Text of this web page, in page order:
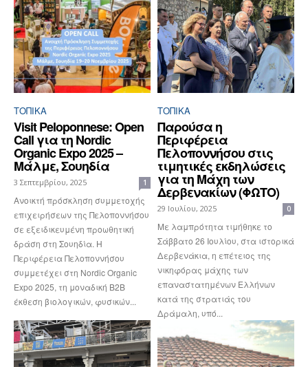
ΤΟΠΙΚΑ
Visit Peloponnese: Open
Call για τη Nordic
Organic Expo 2025 –
Μάλμε, Σουηδία
3 Σεπτεμβρίου, 2025 1
Ανοικτή πρόσκληση συμμετοχής
επιχειρήσεων της Πελοποννήσου
σε εξειδικευμένη προωθητική
δράση στη Σουηδία. Η
Περιφέρεια Πελοποννήσου
συμμετέχει στη Nordic Organic
Expo 2025, τη μοναδική B2B
έκθεση βιολογικών, φυσικών...
ΤΟΠΙΚΑ
Παρούσα η
Περιφέρεια
Πελοποννήσου στις
τιμητικές εκδηλώσεις
για τη Μάχη των
Δερβενακίων (ΦΩΤΟ)
29 Ιουλίου, 2025 0
Με λαμπρότητα τιμήθηκε το
Σάββατο 26 Ιουλίου, στα ιστορικά
Δερβενάκια, η επέτειος της
νικηφόρας μάχης των
επαναστατημένων Ελλήνων
κατά της στρατιάς του
Δράμαλη, υπό...